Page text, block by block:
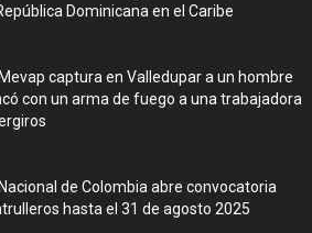
Dominicana en el Caribe
captura en Valledupar a un hombre
con un arma de fuego a una trabajadora
de Colombia abre convocatoria
hasta el 31 de agosto 2025